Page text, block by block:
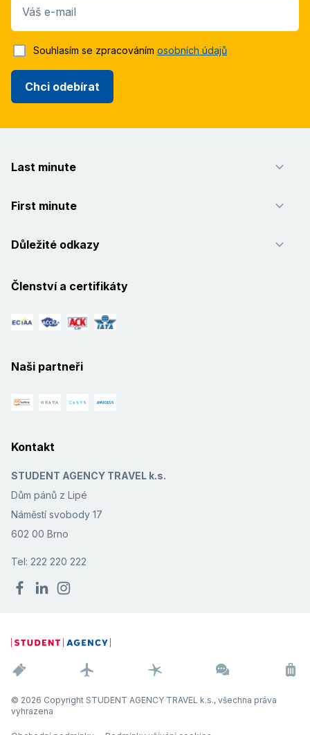
Váš e-mail
Chci odebírat
Souhlasím se zpracováním osobních údajů
Last minute
First minute
Důležité odkazy
Členství a certifikáty
Naši partneři
Kontakt
STUDENT AGENCY TRAVEL k.s.
Dům pánů z Lipé
Náměstí svobody 17
602 00 Brno
Tel: 222 220 222
© 2026 Copyright STUDENT AGENCY TRAVEL k.s., všechna práva
vyhrazena